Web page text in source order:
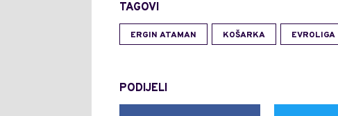
TAGOVI
ERGIN ATAMAN KOŠARKA EVROLIGA
PODIJELI